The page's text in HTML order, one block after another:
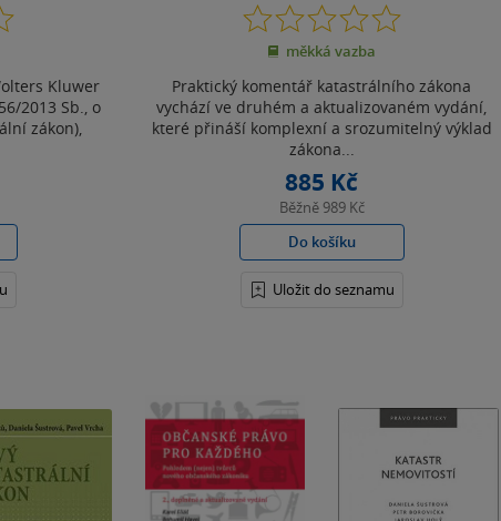
Kluwer
2013 Sb., o
zákon),
0.0
z
5
měkká vazba
Praktický komentář katastrálního zákona
vychází ve druhém a aktualizovaném vydání,
které přináší komplexní a srozumitelný výklad
zákona...
885 Kč
Běžně 989 Kč
Do košíku
Uložit do seznamu